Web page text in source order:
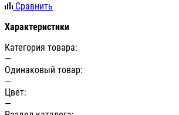
Сравнить
Характеристики
Категория товара:
—
Одинаковый товар:
—
Цвет:
—